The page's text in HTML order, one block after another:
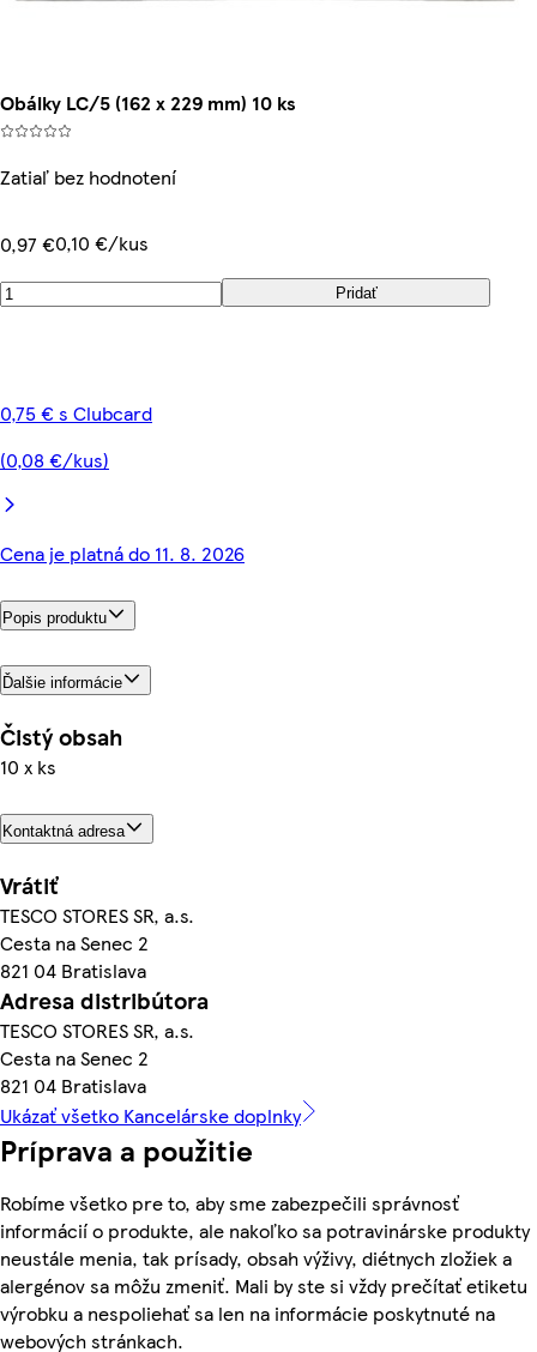
Obálky LC/5 (162 x 229 mm) 10 ks
Zatiaľ bez hodnotení
0,97 €0,10 €/kus
Pridať
0,75 € s Clubcard
(0,08 €/kus)
Cena je platná do 11. 8. 2026
Popis produktu
Ďalšie informácie
Čistý obsah
10 x ks
Kontaktná adresa
Vrátiť
TESCO STORES SR, a.s.
Cesta na Senec 2
821 04 Bratislava
Adresa distribútora
TESCO STORES SR, a.s.
Cesta na Senec 2
821 04 Bratislava
Ukázať všetko Kancelárske doplnky
Príprava a použitie
Robíme všetko pre to, aby sme zabezpečili správnosť
informácií o produkte, ale nakoľko sa potravinárske produkty
neustále menia, tak prísady, obsah výživy, diétnych zložiek a
alergénov sa môžu zmeniť. Mali by ste si vždy prečítať etiketu
výrobku a nespoliehať sa len na informácie poskytnuté na
webových stránkach.